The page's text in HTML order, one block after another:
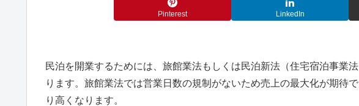
Pinterest LinkedIn
民泊を開業するためには、旅館業法もしくは民泊新法（住宅宿泊事業
ります。旅館業法では営業日数の規制がないため売上の最大化が期待
り高くなります。